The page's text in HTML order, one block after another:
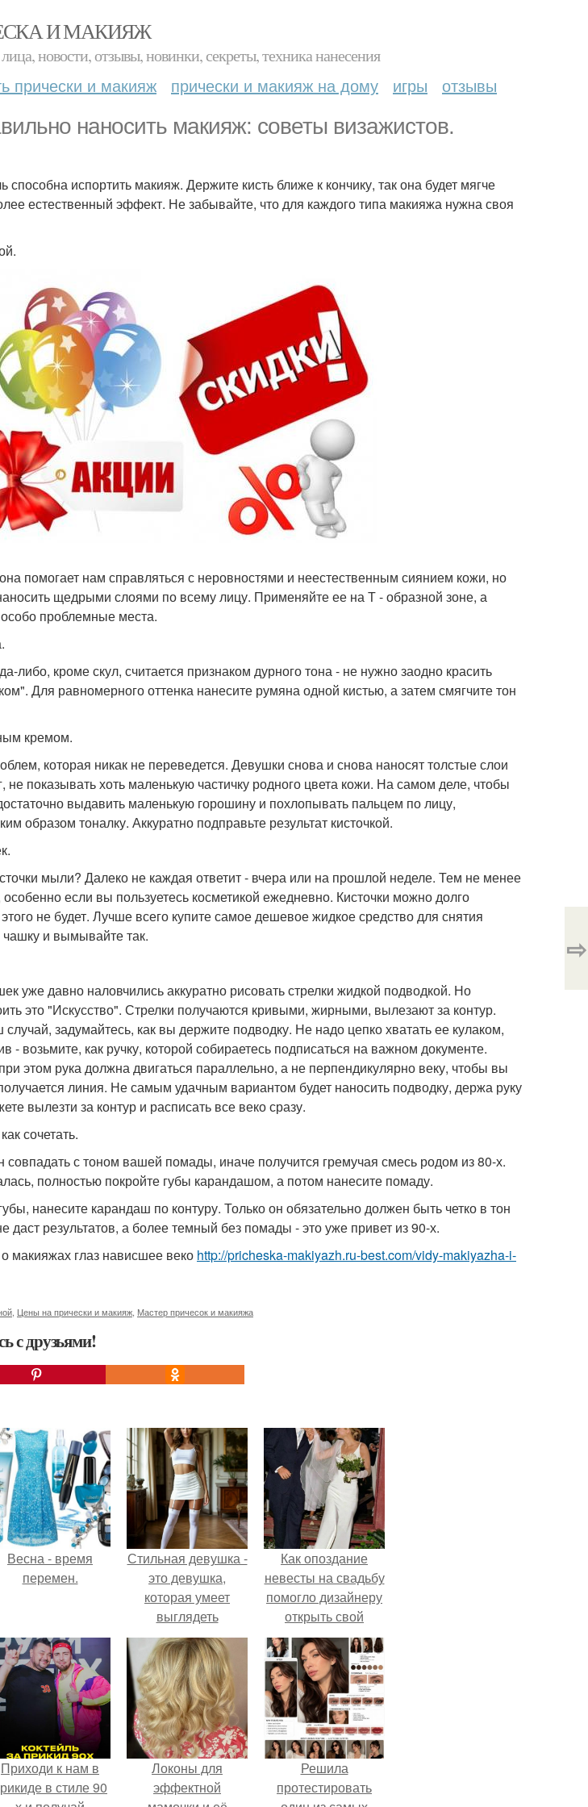
И МАКИЯЖ
новости, отзывы, новинки, секреты, техника нанесения
прически и макияж прически и макияж на дому игры отзывы
наносить макияж: советы визажистов.
способна испортить макияж. Держите кисть ближе к кончику, так она будет мягче
естественный эффект. Не забывайте, что для каждого типа макияжа нужна своя
помогает нам справляться с неровностями и неестественным сиянием кожи, но
щедрыми слоями по всему лицу. Применяйте ее на Т - образной зоне, а
проблемные места.
либо, кроме скул, считается признаком дурного тона - не нужно заодно красить
Для равномерного оттенка нанесите румяна одной кистью, а затем смягчите тон
кремом.
которая никак не переведется. Девушки снова и снова наносят толстые слои
не показывать хоть маленькую частичку родного цвета кожи. На самом деле, чтобы
выдавить маленькую горошину и похлопывать пальцем по лицу,
образом тоналку. Аккуратно подправьте результат кисточкой.
мыли? Далеко не каждая ответит - вчера или на прошлой неделе. Тем не менее
если вы пользуетесь косметикой ежедневно. Кисточки можно долго
не будет. Лучше всего купите самое дешевое жидкое средство для снятия
и вымывайте так.
уже давно наловчились аккуратно рисовать стрелки жидкой подводкой. Но
это "Искусство". Стрелки получаются кривыми, жирными, вылезают за контур.
задумайтесь, как вы держите подводку. Не надо цепко хватать ее кулаком,
- возьмите, как ручку, которой собираетесь подписаться на важном документе.
этом рука должна двигаться параллельно, а не перпендикулярно веку, чтобы вы
линия. Не самым удачным вариантом будет наносить подводку, держа руку
вылезти за контур и расписать все веко сразу.
сочетать.
с тоном вашей помады, иначе получится гремучая смесь родом из 80-х.
полностью покройте губы карандашом, а потом нанесите помаду.
нанесите карандаш по контуру. Только он обязательно должен быть четко в тон
даст результатов, а более темный без помады - это уже привет из 90-х.
глаз нависшее веко http://pricheska-makiyazh.ru-best.com/vidy-makiyazha-i-
Цены на прически и макияж Мастер причесок и макияжа
с друзьями!
⇨
Весна - время
перемен.
Стильная девушка -
это девушка,
которая умеет
выглядеть
привлекательно и
элегантно в любои
ситуации.
Как опоздание
невесты на свадьбу
помогло дизайнеру
открыть свой
бренд.
Приходи к нам в
в стиле 90
Локоны для
эффектной
Решила
протестировать